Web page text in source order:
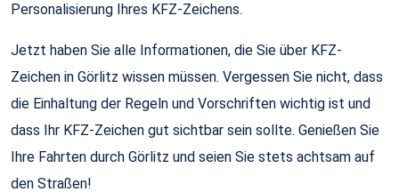
Personalisierung Ihres KFZ-Zeichens.
Jetzt haben Sie alle Informationen, die Sie über KFZ-
Zeichen in Görlitz wissen müssen. Vergessen Sie nicht, dass
die Einhaltung der Regeln und Vorschriften wichtig ist und
dass Ihr KFZ-Zeichen gut sichtbar sein sollte. Genießen Sie
Ihre Fahrten durch Görlitz und seien Sie stets achtsam auf
den Straßen!